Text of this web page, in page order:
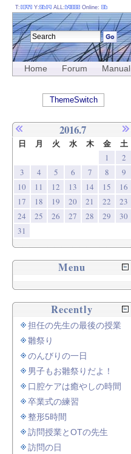
Home Forum Manual
T: Y: ALL: Online:
ThemeSwitch
2016.7
日 月 火 水 木 金 土
1
2
3
4 5 6 7 8
9
10
11 12 13 14 15
16
17
18 19 20 21 22
23
24
25 26 27 28 29
30
31
Menu
Recently
担任の先生の最後の授業
雛祭り
のんびりの一日
男子もお雛祭りだよ！
口腔ケアは癒やしの時間
卒業式の練習
整形5時間
訪問授業とOTの先生
訪問の日